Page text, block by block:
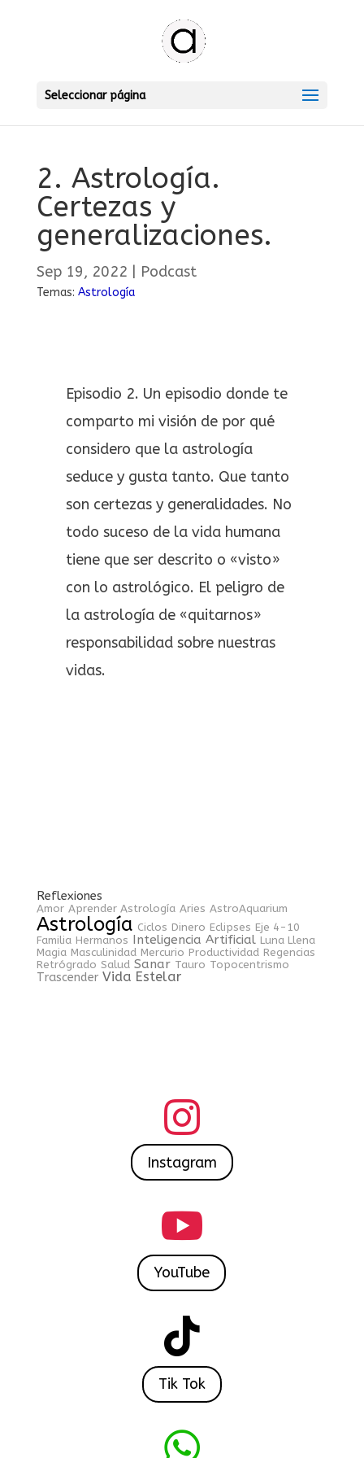
Seleccionar página
2. Astrología.
Certezas y
generalizaciones.
Sep 19, 2022 Podcast
Temas: Astrología
Episodio 2. Un episodio donde te
comparto mi visión de por qué
considero que la astrología
seduce y gusta tanto. Que tanto
son certezas y generalidades. No
todo suceso de la vida humana
tiene que ser descrito o «visto»
con lo astrológico. El peligro de
la astrología de «quitarnos»
responsabilidad sobre nuestras
vidas.
Reflexiones
Amor Aprender Astrología Aries AstroAquarium
Astrología Ciclos Dinero Eclipses Eje 4-10
Familia Hermanos Inteligencia Artificial Luna Llena
Magia Masculinidad Mercurio Productividad Regencias
Retrógrado Salud Sanar Tauro Topocentrismo
Trascender Vida Estelar

Instagram

YouTube

Tik Tok
